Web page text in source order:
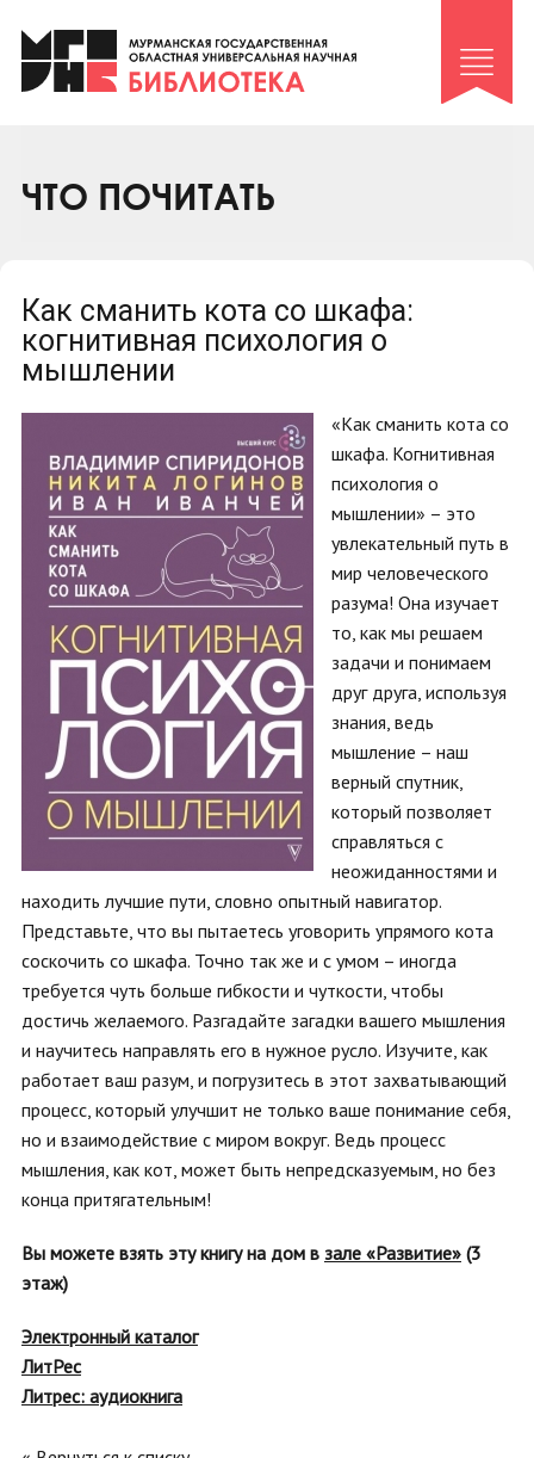
Клуб «Гиря и сельдерей»
Клуб «Семейный архив»
Коллегам
ЧТО ПОЧИТАТЬ
Как сманить кота со шкафа:
когнитивная психология о
мышлении
«Как сманить кота со
шкафа. Когнитивная
психология о
мышлении» – это
увлекательный путь в
мир человеческого
разума! Она изучает
то, как мы решаем
задачи и понимаем
друг друга, используя
знания, ведь
мышление – наш
верный спутник,
который позволяет
справляться с
неожиданностями и
находить лучшие пути, словно опытный навигатор.
Представьте, что вы пытаетесь уговорить упрямого кота
соскочить со шкафа. Точно так же и с умом – иногда
требуется чуть больше гибкости и чуткости, чтобы
достичь желаемого. Разгадайте загадки вашего мышления
и научитесь направлять его в нужное русло. Изучите, как
работает ваш разум, и погрузитесь в этот захватывающий
процесс, который улучшит не только ваше понимание себя,
но и взаимодействие с миром вокруг. Ведь процесс
мышления, как кот, может быть непредсказуемым, но без
конца притягательным!
Вы можете взять эту книгу на дом в зале «Развитие» (3
этаж)
Электронный каталог
ЛитРес
Литрес: аудиокнига